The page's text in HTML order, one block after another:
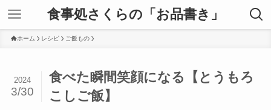
食事処さくらの「お品書き」
ホーム レシピ ご飯もの
食べた瞬間笑顔になる【とうもろ
こしご飯】
2024
3/30